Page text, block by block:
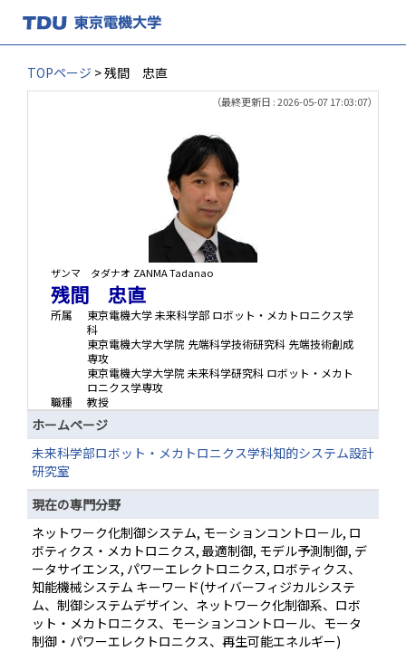
TOPページ > 残間 忠直
（最終更新日 : 2026-05-07 17:03:07）
ザンマ タダナオ ZANMA Tadanao
残間 忠直
所属
東京電機大学 未来科学部 ロボット・メカトロニクス学
科
東京電機大学大学院 先端科学技術研究科 先端技術創成
専攻
東京電機大学大学院 未来科学研究科 ロボット・メカト
ロニクス学専攻
職種
教授
ホームページ
未来科学部ロボット・メカトロニクス学科知的システム設計
研究室
現在の専門分野
ネットワーク化制御システム, モーションコントロール, ロ
ボティクス・メカトロニクス, 最適制御, モデル予測制御, デ
ータサイエンス, パワーエレクトロニクス, ロボティクス、
知能機械システム キーワード(サイバーフィジカルシステ
ム、制御システムデザイン、ネットワーク化制御系、ロボ
ット・メカトロニクス、モーションコントロール、モータ
制御・パワーエレクトロニクス、再生可能エネルギー)